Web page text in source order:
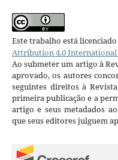
Este trabalho está
Attribution 4.0 International
Ao submeter um artigo à
aprovado, os autores
seguintes direitos à
primeira publicação e a
artigo e seus metadados
que seus editores julguem